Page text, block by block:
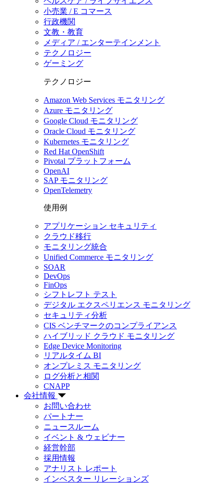
小売業 / E コマース
行政機関
文教・教育
メディア / エンターテインメント
テクノロジー
ゲーミング
テクノロジー
Amazon Web Services モニタリング
Azure モニタリング
Google Cloud モニタリング
Oracle Cloud モニタリング
Kubernetes モニタリング
Red Hat OpenShift
Pivotal プラットフォーム
OpenAI
SAP モニタリング
OpenTelemetry
使用例
アプリケーション セキュリティ
クラウド移行
モニタリング統合
Unified Commerce モニタリング
SOAR
DevOps
FinOps
シフトレフト テスト
デジタル エクスペリエンス モニタリング
セキュリティ分析
CIS ベンチマークのコンプライアンス
ハイブリッド クラウド モニタリング
Edge Device Monitoring
リアルタイム BI
オンプレミス モニタリング
ログ分析と相関
CNAPP
会社情報
お問い合わせ
パートナー
ニュースルーム
イベント & ウェビナー
経営幹部
採用情報
アナリスト レポート
インベスター リレーションズ